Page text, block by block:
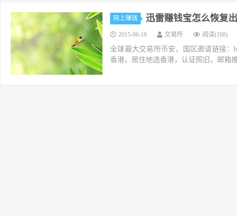
网上赚钱 迅雷赚钱宝怎么恢复
2015-06-18 交易所 阅读(168)
全球最大交易所币安，国区邀请链接：
香港，居住地选香港，认证照旧，邮箱